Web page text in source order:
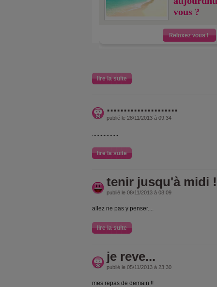
vous ?
lire la suite
.....................
publié le 28/11/2013 à 09:34
..................
lire la suite
tenir jusqu'à midi !
publié le 08/11/2013 à 08:09
allez ne pas y penser....
lire la suite
je reve...
publié le 05/11/2013 à 23:30
mes repas de demain !!